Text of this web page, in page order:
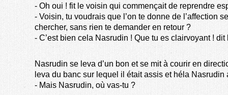
- Oh oui ! fit le voisin qui commençait de reprendre
- Voisin, tu voudrais que l’on te donne de l’affection
chercher, sans rien te demander en retour ?
- C’est bien cela Nasrudin ! Que tu es clairvoyant !
Nasrudin se leva d’un bon et se mit à courir en
leva du banc sur lequel il était assis et héla Nasrudin
- Mais Nasrudin, où vas-tu ?